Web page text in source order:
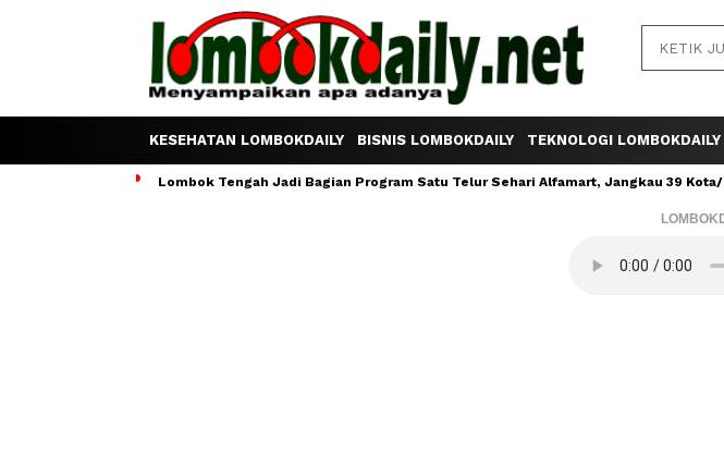
KESEHATAN LOMBOKDAILY BISNIS LOMBOKDAILY TEKNOLOGI LOMBOKDAILY
Lombok Tengah Jadi Bagian Program Satu Telur Sehari Alfamart, Jangkau 39